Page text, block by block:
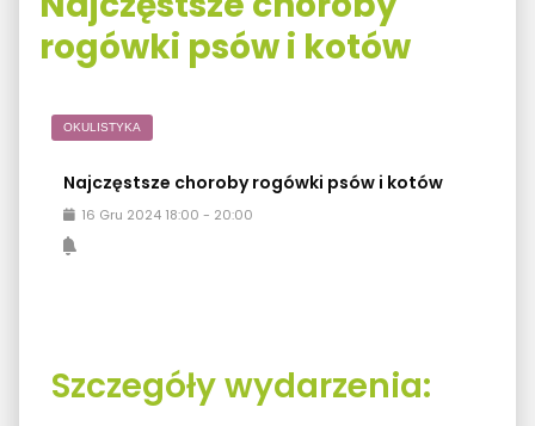
rogówki psów i kotów
OKULISTYKA
Najczęstsze choroby rogówki psów i kotów
16 Gru 2024 18:00 - 20:00
Szczegóły wydarzenia: